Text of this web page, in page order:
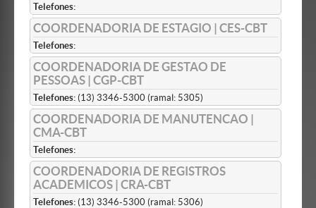
Telefones:
COORDENADORIA DE ESTAGIO | CES-CBT
Telefones:
COORDENADORIA DE GESTAO DE
PESSOAS | CGP-CBT
Telefones: (13) 3346-5300 (ramal: 5305)
COORDENADORIA DE MANUTENCAO |
CMA-CBT
Telefones:
COORDENADORIA DE REGISTROS
ACADEMICOS | CRA-CBT
Telefones: (13) 3346-5300 (ramal: 5306)